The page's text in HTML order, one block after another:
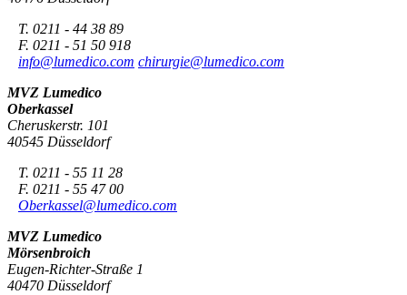
T. 0211 - 44 38 89
F. 0211 - 51 50 918
info@lumedico.com chirurgie@lumedico.com
MVZ Lumedico
Oberkassel
Cheruskerstr. 101
40545 Düsseldorf
T. 0211 - 55 11 28
F. 0211 - 55 47 00
Oberkassel@lumedico.com
MVZ Lumedico
Mörsenbroich
Eugen-Richter-Straße 1
40470 Düsseldorf